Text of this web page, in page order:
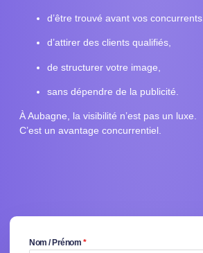
Nom / Prénom *
d’être trouvé avant vos concurrents,
d’attirer des clients qualifiés,
de structurer votre image,
sans dépendre de la publicité.
À Aubagne, la visibilité n’est pas un luxe.
C’est un avantage concurrentiel.